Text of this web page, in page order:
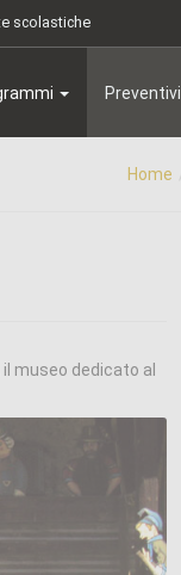
scolastiche
Preventivi
Home
museo dedicato al